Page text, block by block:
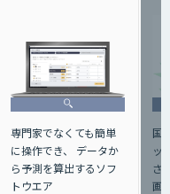
専門家でなくても簡単
に操作でき、 データか
ら予測を算出するソフ
トウエア
国
ッ
さ
画